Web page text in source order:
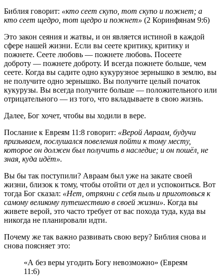
Библия говорит: «кто сеет скупо, тот скупо и пожнет; а
кто сеет щедро, тот щедро и пожнет» (2 Коринфянам 9:6)
Это закон сеяния и жатвы, и он является истиной в каждой
сфере нашей жизни. Если вы сеете критику, критику и
пожнете. Сеете любовь — пожнете любовь. Посеете
доброту — пожнете доброту. И всегда пожнете больше, чем
сеете. Когда вы садите одно кукурузное зернышко в землю, вы
не получите одно зернышко. Вы получите целый початок
кукурузы. Вы всегда получите больше — положительного или
отрицательного — из того, что вкладываете в свою жизнь.
Далее, Бог хочет, чтобы вы ходили в вере.
Послание к Евреям 11:8 говорит: «Верой Авраам, будучи
призываем, послушался повеления пойти к тому месту,
которое он должен был получить в наследие; и он пошёл, не
зная, куда идёт».
Вы бы так поступили? Авраам был уже на закате своей
жизни, близок к тому, чтобы отойти от дел и успокоиться. Вот
тогда Бог сказал: «Нет, отряхни с себя пыль и приготовься к
самому великому путешествию в своей жизни». Когда вы
живете верой, это часто требует от вас похода туда, куда вы
никогда не планировали идти.
Почему же так важно развивать свою веру? Библия снова и
снова поясняет это:
«А без веры угодить Богу невозможно» (Евреям
11:6)